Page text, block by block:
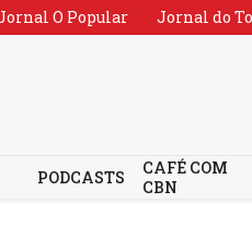
O Popular Jornal do
PODCASTS
CAFÉ COM
CBN